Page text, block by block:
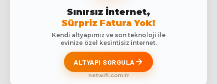
Sınırsız İnternet,
Sürpriz Fatura Yok!
Kendi altyapımız ve son teknoloji ile
evinize özel kesintisiz internet.
ALTYAPI SORGULA
netwifi.com.tr